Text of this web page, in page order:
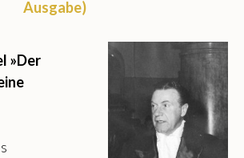
Ausgabe)
»Der